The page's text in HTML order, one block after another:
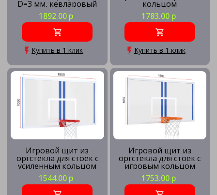
D=3 мм, кевларовый
трос
1892.00 р
Купить в 1 клик
кольцом
1783.00 р
Купить в 1 клик
Игровой щит из
оргстекла для стоек с
усиленным кольцом
1544.00 р
Игровой щит из
оргстекла для стоек с
игровым кольцом
1753.00 р